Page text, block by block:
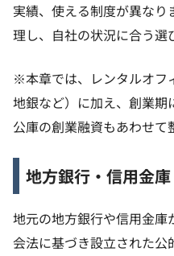
実績、使える制度が異な
理し、自社の状況に合う選
※本章では、レンタルオフ
地銀など）に加え、創業
公庫の創業融資もあわせて
地方銀行・信用金庫
地元の地方銀行や信用金
会法に基づき設立された公